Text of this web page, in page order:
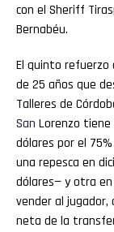
con el Sheriff
Bernabéu.
El quinto refuerzo
de 25 años que
Talleres de
San Lorenzo tiene
dólares por el
una repesca en
dólares— y otra
vender al jugador,
neta de la